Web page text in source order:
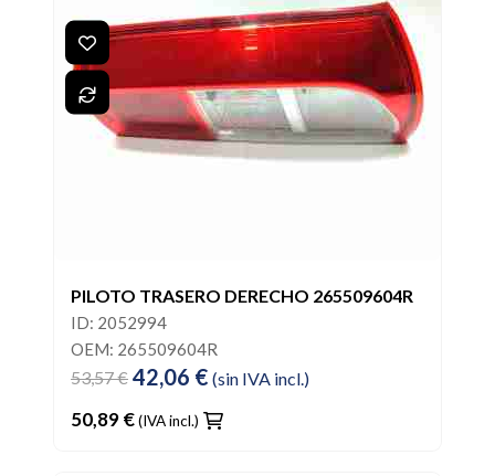
PILOTO TRASERO DERECHO 265509604R
ID: 2052994
OEM: 265509604R
53,57 € 42,06 € (sin IVA incl.)
50,89 €(IVA incl.)